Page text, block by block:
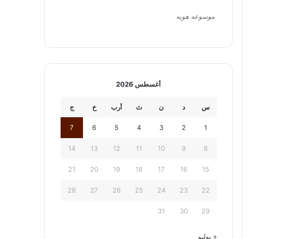
موسوعه هويه
أغسطس 2026
س د ن ث أرب خ ج
1
2
3
4
5
6
7
8
9
10
11
12
13
14
15
16
17
18
19
20
21
22
23
24
25
26
27
28
29
30
31
« يوليو